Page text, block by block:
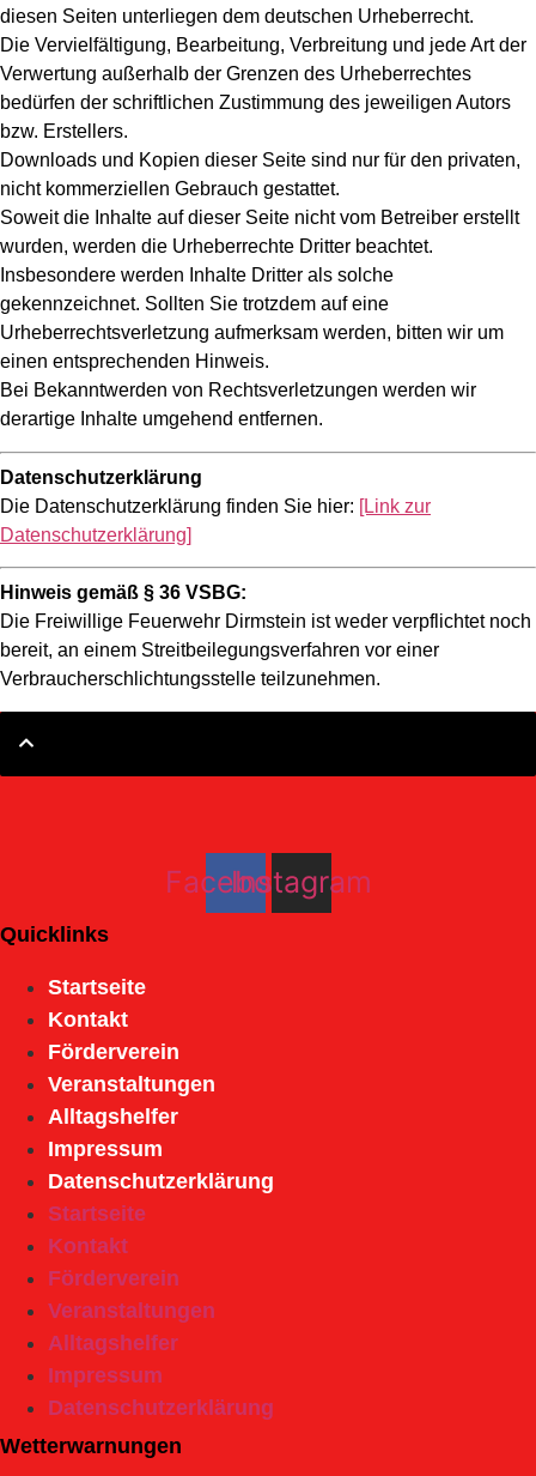
diesen Seiten unterliegen dem deutschen Urheberrecht.
Die Vervielfältigung, Bearbeitung, Verbreitung und jede Art der
Verwertung außerhalb der Grenzen des Urheberrechtes
bedürfen der schriftlichen Zustimmung des jeweiligen Autors
bzw. Erstellers.
Downloads und Kopien dieser Seite sind nur für den privaten,
nicht kommerziellen Gebrauch gestattet.
Soweit die Inhalte auf dieser Seite nicht vom Betreiber erstellt
wurden, werden die Urheberrechte Dritter beachtet.
Insbesondere werden Inhalte Dritter als solche
gekennzeichnet. Sollten Sie trotzdem auf eine
Urheberrechtsverletzung aufmerksam werden, bitten wir um
einen entsprechenden Hinweis.
Bei Bekanntwerden von Rechtsverletzungen werden wir
derartige Inhalte umgehend entfernen.
Datenschutzerklärung
Die Datenschutzerklärung finden Sie hier: [Link zur
Datenschutzerklärung]
Hinweis gemäß § 36 VSBG:
Die Freiwillige Feuerwehr Dirmstein ist weder verpflichtet noch
bereit, an einem Streitbeilegungsverfahren vor einer
Verbraucherschlichtungsstelle teilzunehmen.
Facebook
Instagram
Quicklinks
Startseite
Kontakt
Förderverein
Veranstaltungen
Alltagshelfer
Impressum
Datenschutzerklärung
Startseite
Kontakt
Förderverein
Veranstaltungen
Alltagshelfer
Impressum
Datenschutzerklärung
Wetterwarnungen